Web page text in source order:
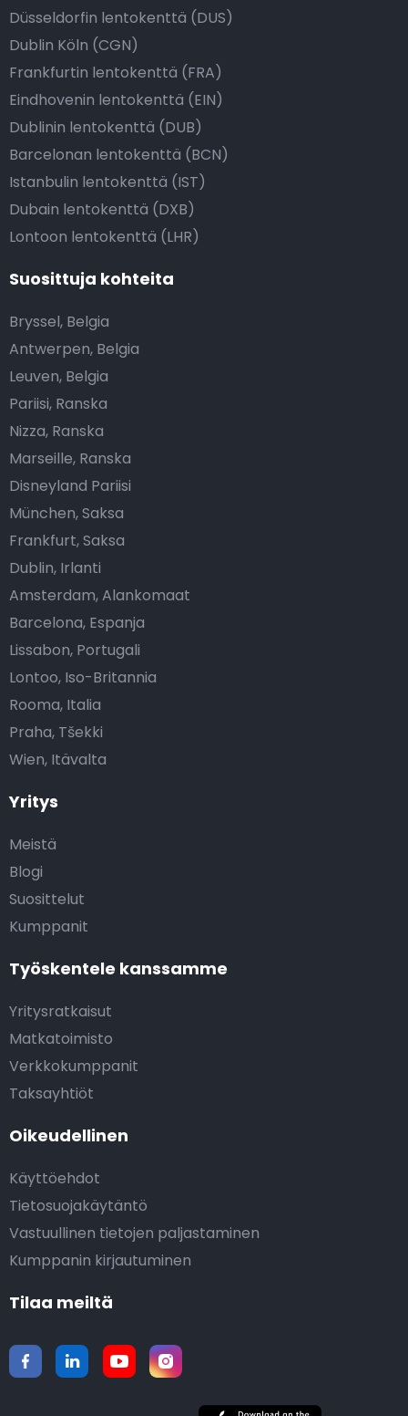
Yritys
Meistä
Blogi
Suosittelut
Kumppanit
Työskentele kanssamme
Yritysratkaisut
Matkatoimisto
Verkkokumppanit
Taksayhtiöt
Oikeudellinen
Käyttöehdot
Tietosuojakäytäntö
Vastuullinen tietojen paljastaminen
Kumppanin kirjautuminen
Düsseldorfin lentokenttä (DUS)
Dublin Köln (CGN)
Frankfurtin lentokenttä (FRA)
Eindhovenin lentokenttä (EIN)
Dublinin lentokenttä (DUB)
Barcelonan lentokenttä (BCN)
Istanbulin lentokenttä (IST)
Dubain lentokenttä (DXB)
Lontoon lentokenttä (LHR)
Suosittuja kohteita
Bryssel, Belgia
Antwerpen, Belgia
Leuven, Belgia
Pariisi, Ranska
Nizza, Ranska
Marseille, Ranska
Disneyland Pariisi
München, Saksa
Frankfurt, Saksa
Dublin, Irlanti
Amsterdam, Alankomaat
Barcelona, Espanja
Lissabon, Portugali
Lontoo, Iso-Britannia
Rooma, Italia
Praha, Tšekki
Wien, Itävalta
Tilaa meiltä